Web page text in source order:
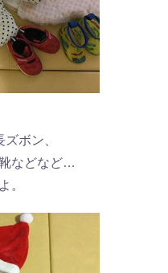
ボン、
などなど…
。